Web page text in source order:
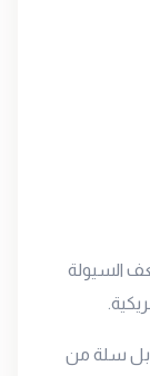
السيولة
سلة من